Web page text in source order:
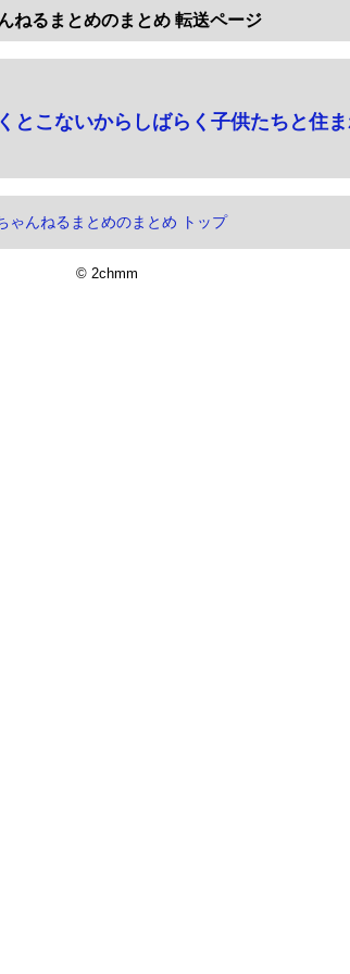
ねるまとめのまとめ 転送ページ
とこないからしばらく子供たちと住
ゃんねるまとめのまとめ トップ
© 2chmm